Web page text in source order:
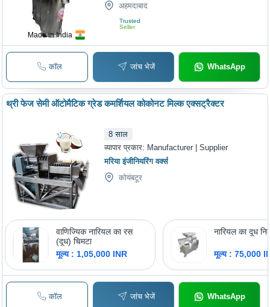
Made in India
अहमदाबाद
Trusted
Seller
कॉल जांच भेजें WhatsApp
थ्री फेज सेमी ऑटोमैटिक ग्रेड कमर्शियल कोकोनट मिल्क एक्सट्रैक्टर
8 साल
व्यापार प्रकार: Manufacturer | Supplier
मरिया इंजीनियरिंग वर्क्स
कोयंबटूर
वाणिज्यिक नारियल का रस
(दूध) चिमटा
मूल्य : 1,05,000 INR
नारियल का दूध
मूल्य : 75,000
कॉल जांच भेजें WhatsApp